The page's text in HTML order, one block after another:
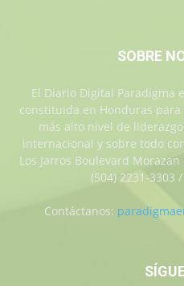
SOBRE
El Diario Digital Paradigma
constituida en Honduras
más alto nivel de
internacional y sobre todo
Los Jarros Boulevard
(504) 2231-3303
Contáctanos: